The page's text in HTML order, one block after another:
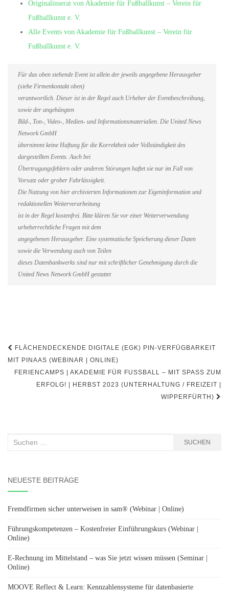
Originalinserat von Akademie für Fußballkunst – Verein für
Fußballkunst e. V.
Alle Events von Akademie für Fußballkunst – Verein für
Fußballkunst e. V.
Für das oben stehende Event ist allein der jeweils angegebene Herausgeber
(siehe Firmenkontakt oben)
verantwortlich. Dieser ist in der Regel auch Urheber der Eventbeschreibung,
sowie der angehängten
Bild-, Ton-, Video-, Medien- und Informationsmaterialien. Die United News
Network GmbH
übernimmt keine Haftung für die Korrektheit oder Vollständigkeit des
dargestellten Events. Auch bei
Übertragungsfehlern oder anderen Störungen haftet sie nur im Fall von
Vorsatz oder grober Fahrlässigkeit.
Die Nutzung von hier archivierten Informationen zur Eigeninformation und
redaktionellen Weiterverarbeitung
ist in der Regel kostenfrei. Bitte klären Sie vor einer Weiterverwendung
urheberrechtliche Fragen mit dem
angegebenen Herausgeber. Eine systematische Speicherung dieser Daten
sowie die Verwendung auch von Teilen
dieses Datenbankwerks sind nur mit schriftlicher Genehmigung durch die
United News Network GmbH gestattet
Beitragsnavigation
FLÄCHENDECKENDE DIGITALE (EGK) PIN-VERFÜGBARKEIT
MIT PINAAS (WEBINAR | ONLINE)
FERIENCAMPS | AKADEMIE FÜR FUSSBALL – MIT SPASS ZUM ER
FOLG! | HERBST 2023 (UNTERHALTUNG / FREIZEIT | WI
PPERFÜRTH)
Suchen
SUCHEN
NEUESTE BEITRÄGE
Fremdfirmen sicher unterweisen in sam® (Webinar | Online)
Führungskompetenzen – Kostenfreier Einführungskurs (Webinar |
Online)
E-Rechnung im Mittelstand – was Sie jetzt wissen müssen (Seminar |
Online)
MOOVE Reflect & Learn: Kennzahlensysteme für datenbasierte